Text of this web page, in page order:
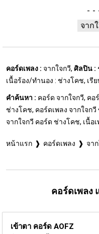
จาก
คอร์ดเพลง : จากใจกวี, ศิลปิน :
เนื้อร้อง/ทำนอง : ช่างโคช, เรี
คำค้นหา : คอร์ด จากใจกวี, คอ
ช่างโคช, คอร์ดเพลง จากใจก
จากใจกวี คอร์ด ช่างโคช, เนื้อเ
หน้าแรก คอร์ดเพลง จา
คอร์ดเพลง
เข้าตา คอร์ด AOFZ